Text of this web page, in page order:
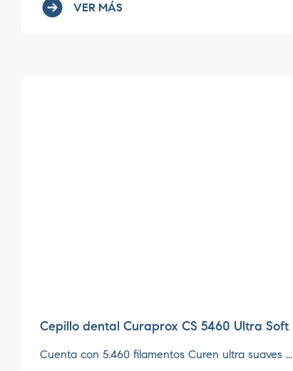
VER MÁS
Cepillo dental Curaprox CS 5460 Ultra Soft
Cuenta con 5.460 filamentos Curen ultra suaves ...